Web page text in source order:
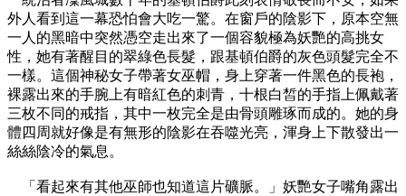
外人看到這一幕恐怕會大吃一驚。在窗戶的陰影下，原本空無
一人的黑暗中突然憑空走出來了一個容貌極為妖艷的高挑女
性，她有著醒目的翠綠色長髮，跟基頓伯爵的灰色頭髮完全不
一樣。這個神秘女子帶著女巫帽，身上穿著一件黑色的長袍，
裸露出來的手腕上有暗紅色的刺青，十根白皙的手指上佩戴著
三枚不同的戒指，其中一枚完全是由骨頭雕琢而成的。她的身
體四周就好像是有無形的陰影在吞噬光亮，渾身上下散發出一
絲絲陰冷的氣息。
「看起來有其他巫師也知道這片礦脈。」妖艷女子嘴角露出